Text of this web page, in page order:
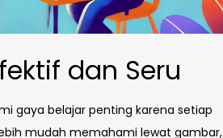
dan Seru
gaya belajar penting karena setiap
mudah memahami lewat gambar,